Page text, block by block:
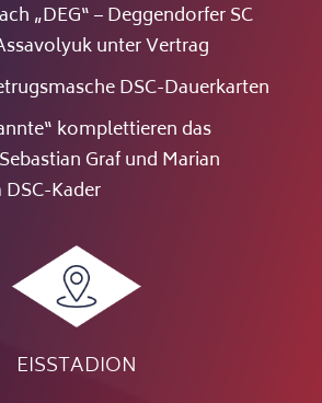
„DEG“ – Deggendorfer SC
unter Vertrag
DSC-Dauerkarten
komplettieren das
Graf und Marian
Kader
EISSTADION